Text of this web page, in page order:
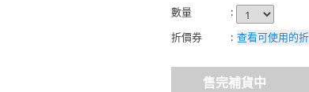
數量
:
折價券
: 查看可使用的
售完補貨中